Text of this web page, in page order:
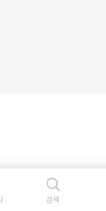
검색